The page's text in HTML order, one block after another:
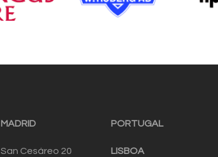
MADRID
San Cesáreo 20
PORTUGAL
LISBOA